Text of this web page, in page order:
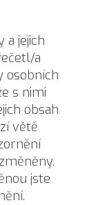
a jejich
a
osobních
s nimi
obsah
větě
jste